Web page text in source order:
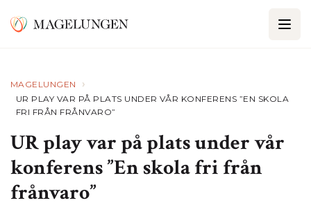
MAGELUNGEN ›
UR PLAY VAR PÅ PLATS UNDER VÅR KONFERENS ”EN SKOLA
FRI FRÅN FRÅNVARO”
UR play var på plats under vår
konferens ”En skola fri från
frånvaro”